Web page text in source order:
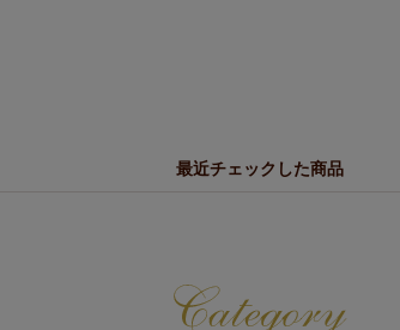
最近チェックした商品